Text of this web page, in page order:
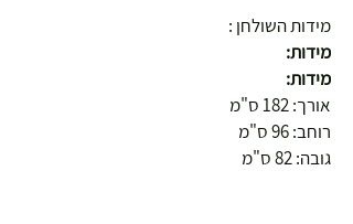
מידות השולחן :
מידות:
מידות:
אורך: 182 ס"מ
רוחב: 96 ס"מ
גובה: 82 ס"מ